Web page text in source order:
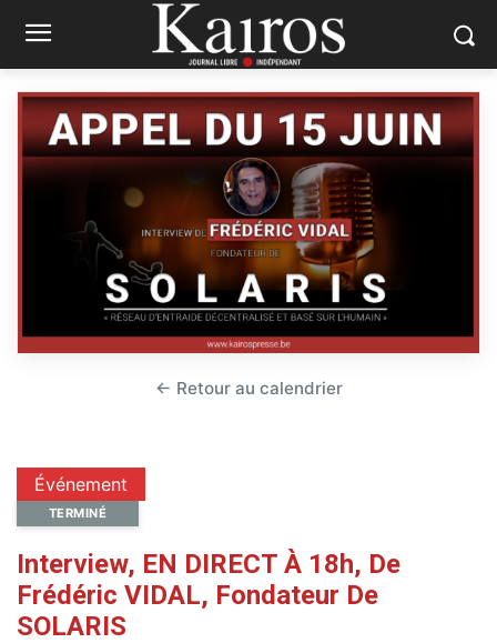
Événement
TERMINÉ
Interview, EN DIRECT À 18h, De
Frédéric VIDAL, Fondateur De
SOLARIS
← Retour au calendrier